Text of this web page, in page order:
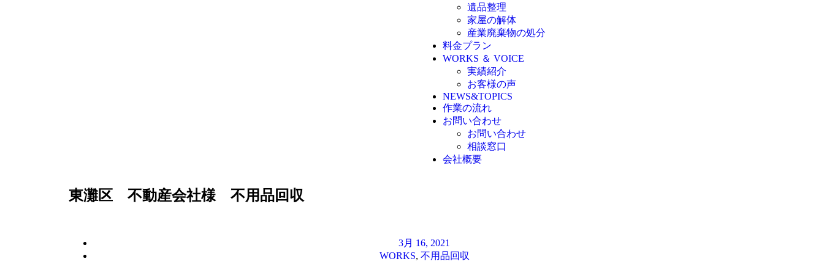
遺品整理
家屋の解体
産業廃棄物の処分
料金プラン
WORKS ＆ VOICE
実績紹介
お客様の声
NEWS&TOPICS
作業の流れ
お問い合わせ
お問い合わせ
相談窓口
会社概要
東灘区 不動産会社様 不用品回収
3月 16, 2021
WORKS, 不用品回収